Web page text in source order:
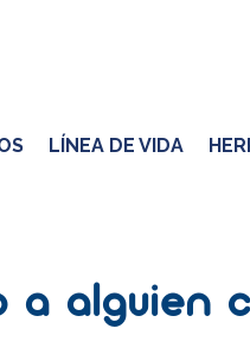
LÍNEA DE VIDA
a alguien